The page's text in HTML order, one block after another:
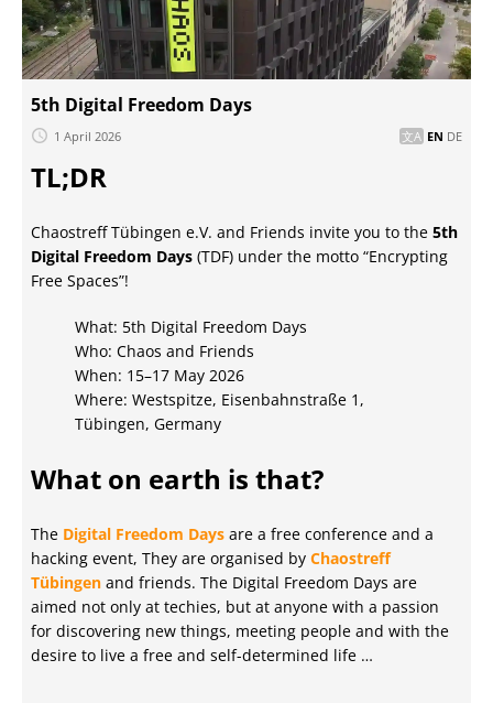
5th Digital Freedom Days
1 April 2026 EN DE
TL;DR
Chaostreff Tübingen e.V. and Friends invite you to the 5th
Digital Freedom Days (TDF) under the motto “Encrypting
Free Spaces”!
What: 5th Digital Freedom Days
Who: Chaos and Friends
When: 15–17 May 2026
Where: Westspitze, Eisenbahnstraße 1,
Tübingen, Germany
What on earth is that?
The Digital Freedom Days are a free conference and a
hacking event, They are organised by Chaostreff
Tübingen and friends. The Digital Freedom Days are
aimed not only at techies, but at anyone with a passion
for discovering new things, meeting people and with the
desire to live a free and self-determined life …